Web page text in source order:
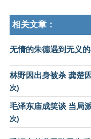
相关文章：
无情的朱德遇到无义
林野因出身被杀 龚楚
次)
毛泽东庙成笑谈 当局
次)